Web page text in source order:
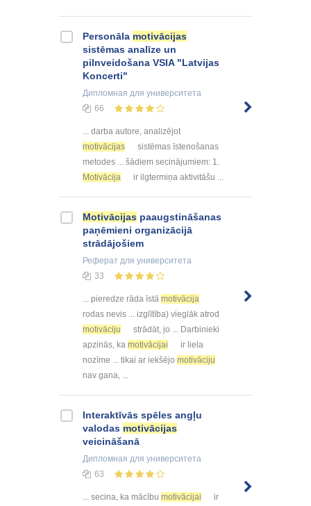
Personāla motivācijas
sistēmas analīze un
pilnveidošana VSIA "Latvijas
Koncerti"
Дипломная для университета
66
... darba autore, analizējot
motivācijas
sistēmas īstenošanas
metodes ... šādiem secinājumiem: 1.
Motivācija
ir ilgtermiņa aktivitāšu ...
Motivācijas paaugstināšanas
paņēmieni organizācijā
strādājošiem
Реферат для университета
33
... pieredze rāda īstā motivācija
rodas nevis ... izglītība) vieglāk atrod
motivāciju
strādāt, jo ... Darbinieki
apzinās, ka motivācijai
ir liela
nozīme ... tikai ar iekšējo motivāciju
nav gana, ...
Interaktīvās spēles angļu
valodas motivācijas
veicināšanā
Дипломная для университета
63
... secina, ka mācību motivācijai
ir